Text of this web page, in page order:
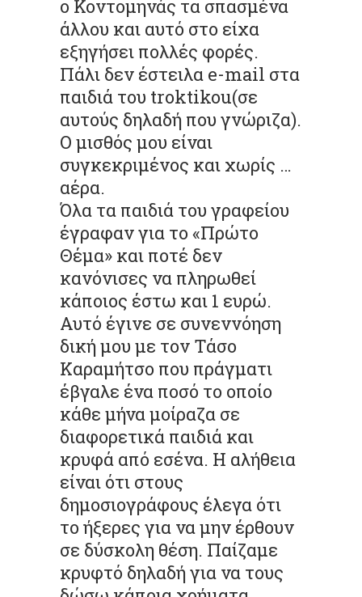
ο Κοντομηνάς τα σπασμένα
άλλου και αυτό στο είχα
εξηγήσει πολλές φορές.
Πάλι δεν έστειλα e-mail στα
παιδιά του troktikou(σε
αυτούς δηλαδή που γνώριζα).
Ο μισθός μου είναι
συγκεκριμένος και χωρίς …
αέρα.
Όλα τα παιδιά του γραφείου
έγραφαν για το «Πρώτο
Θέμα» και ποτέ δεν
κανόνισες να πληρωθεί
κάποιος έστω και 1 ευρώ.
Αυτό έγινε σε συνεννόηση
δική μου με τον Τάσο
Καραμήτσο που πράγματι
έβγαλε ένα ποσό το οποίο
κάθε μήνα μοίραζα σε
διαφορετικά παιδιά και
κρυφά από εσένα. Η αλήθεια
είναι ότι στους
δημοσιογράφους έλεγα ότι
το ήξερες για να μην έρθουν
σε δύσκολη θέση. Παίζαμε
κρυφτό δηλαδή για να τους